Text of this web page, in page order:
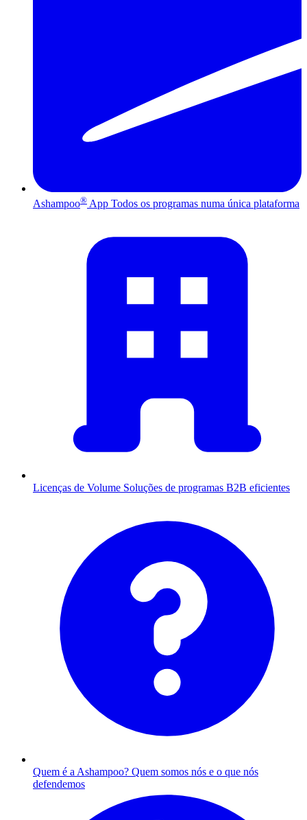
Ashampoo® App Todos os programas numa única plataforma
Licenças de Volume Soluções de programas B2B eficientes
Quem é a Ashampoo? Quem somos nós e o que nós
defendemos